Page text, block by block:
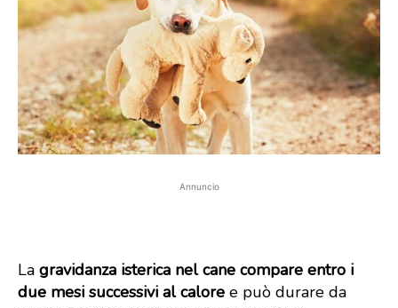
Annuncio
La gravidanza isterica nel cane compare entro i
due mesi successivi al calore e può durare da